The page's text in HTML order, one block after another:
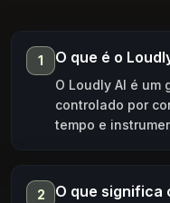
1 O que é o
O Loudly AI é um
controlado por
tempo e
2 O que significa